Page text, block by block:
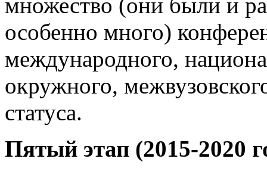
особенно много)
международного,
окружного,
статуса.
Пятый этап (2015-2020